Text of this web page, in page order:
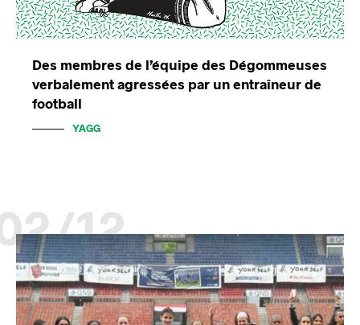
Des membres de l’équipe des Dégommeuses
verbalement agressées par un entraîneur de
football
YAGG
12